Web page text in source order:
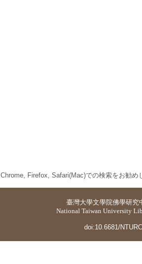
Chrome, Firefox, Safari(Mac)での検索をお勧め
臺灣大學文學院佛學研究
National Taiwan University
doi:10.6681/